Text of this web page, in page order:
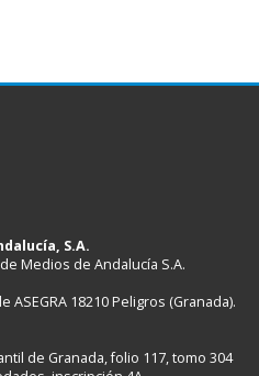
S.A.
Medios de Andalucía S.A.
18210 Peligros (Granada).
de Granada, folio 117, tomo 304